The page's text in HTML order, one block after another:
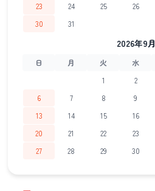
23
24 25 26
30
31
2026年9月
日 月 火 水
1
2
6
7 8 9
13
14 15 16
20
21 22 23
27
28 29 30